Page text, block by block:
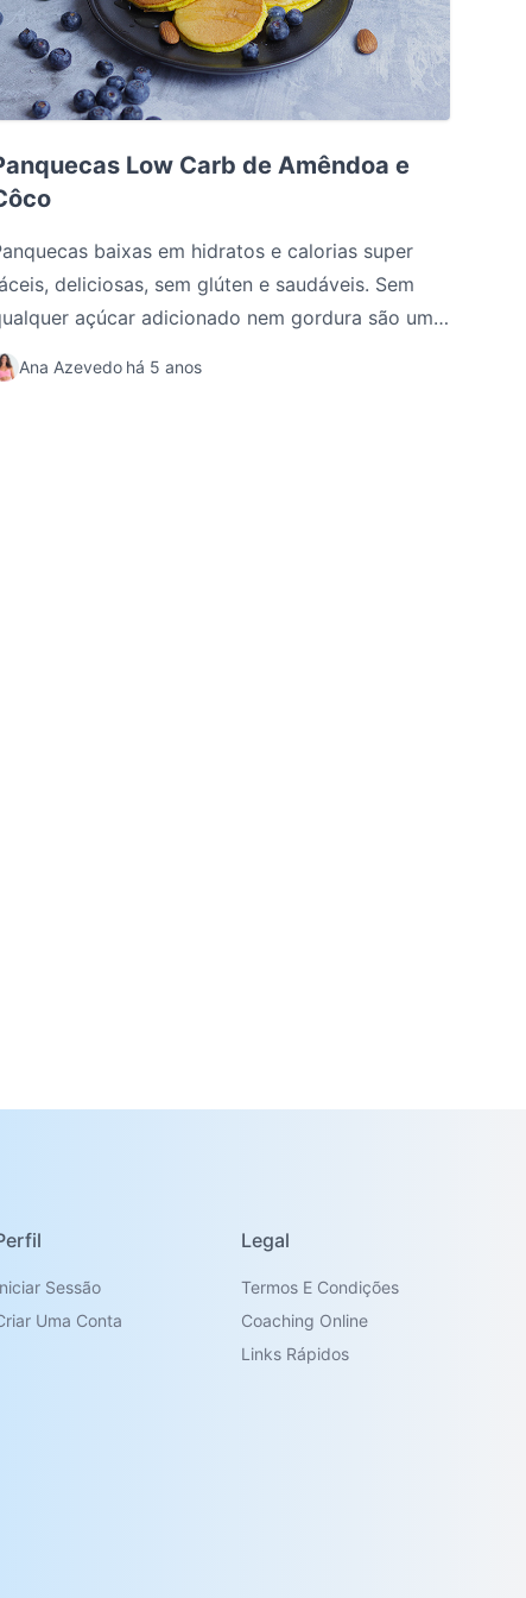
Low Carb de Amêndoa e
baixas em hidratos e calorias super
deliciosas, sem glúten e saudáveis. Sem
açúcar adicionado nem gordura são uma
opção de lanche ou pequeno-almoço.
Ana Azevedo há 5 anos
Sessão
Uma Conta
Legal
Termos E Condições
Coaching Online
Links Rápidos